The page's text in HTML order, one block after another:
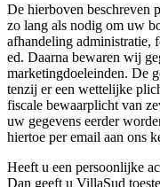
De hierboven beschreven
zo lang als nodig om uw
afhandeling administratie,
ed. Daarna bewaren wij
marketingdoeleinden. De
tenzij er een wettelijke
fiscale bewaarplicht van
uw gegevens eerder
hiertoe per email aan ons
Heeft u een persoonlijke
Dan geeft u VillaSud